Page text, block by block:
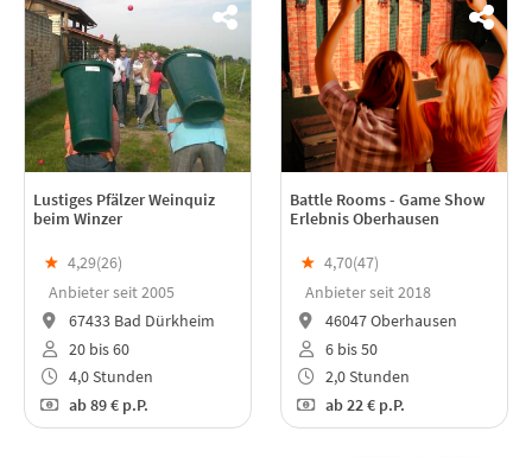
Lustiges Pfälzer Weinquiz
beim Winzer
★ 4,29(26)
Anbieter seit 2005
67433 Bad Dürkheim
20 bis 60
4,0 Stunden
ab89 € p.P.
Battle Rooms - Game Show
Erlebnis Oberhausen
★ 4,70(47)
Anbieter seit 2018
46047 Oberhausen
6 bis 50
2,0 Stunden
ab22 € p.P.